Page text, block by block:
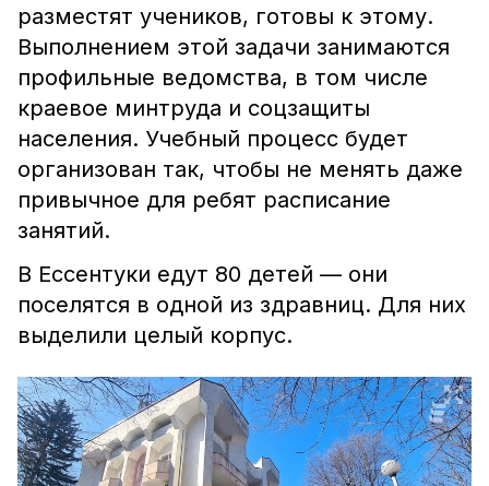
разместят учеников, готовы к этому.
Выполнением этой задачи занимаются
профильные ведомства, в том числе
краевое минтруда и соцзащиты
населения. Учебный процесс будет
организован так, чтобы не менять даже
привычное для ребят расписание
занятий.
В Ессентуки едут 80 детей — они
поселятся в одной из здравниц. Для них
выделили целый корпус.